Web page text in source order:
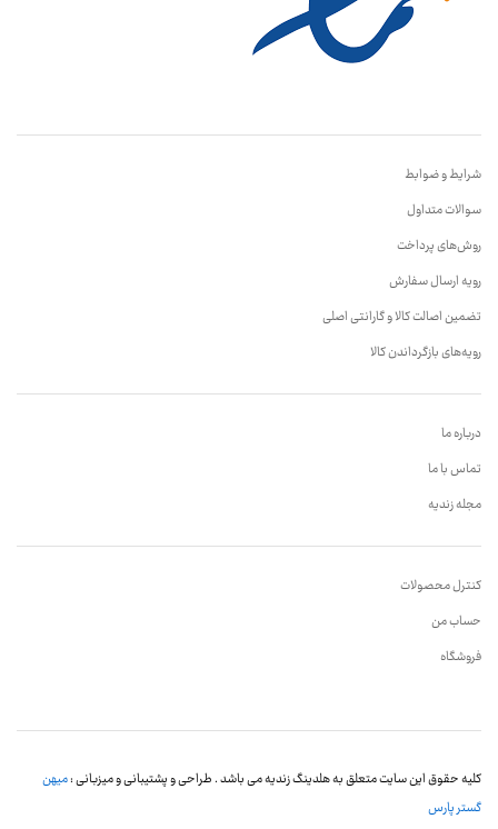
شرایط و ضوابط
سوالات متداول
روش‌های پرداخت
رویه ارسال سفارش
تضمین اصالت کالا و گارانتی اصلی
رویه‌های بازگرداندن کالا
درباره ما
تماس با ما
مجله زندیه
کنترل محصولات
حساب من
فروشگاه
کلیه حقوق این سایت متعلق به هلدینگ زندیه می باشد . طراحی و پشتیبانی و میزبانی :میهن
گستر پارس